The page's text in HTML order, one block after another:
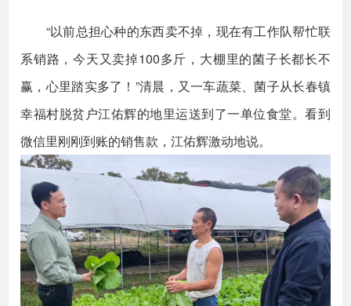
“以前总担心种的东西卖不掉，现在有工作队帮忙联
系销路，今天又卖掉100多斤，大棚里的菌子长都长不
赢，心里踏实多了！”清晨，又一车蔬菜、菌子从长春镇
幸福村脱贫户江佑辉的地里运送到了一单位食堂。看到
微信里刚刚到账的销售款，江佑辉激动地说。